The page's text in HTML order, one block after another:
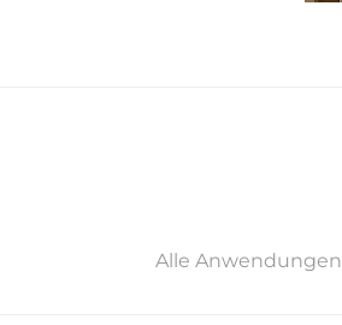
Alle Anwendungen